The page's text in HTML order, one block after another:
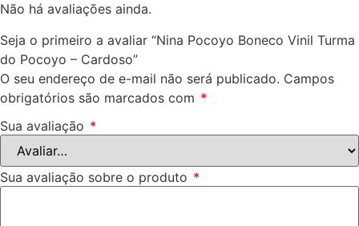
Não há avaliações ainda.
Seja o primeiro a avaliar “Nina Pocoyo Boneco Vinil Turma
do Pocoyo – Cardoso”
O seu endereço de e-mail não será publicado. Campos
obrigatórios são marcados com *
Sua avaliação *
Sua avaliação sobre o produto *